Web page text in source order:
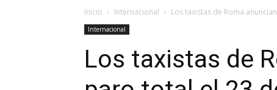
Inicio Internacional Los taxistas de Roma
Internacional
Los taxistas de